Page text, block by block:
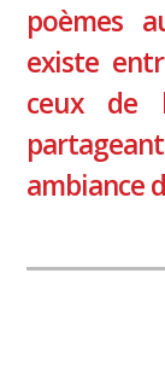
poèmes
existe
ceux de
ambiance